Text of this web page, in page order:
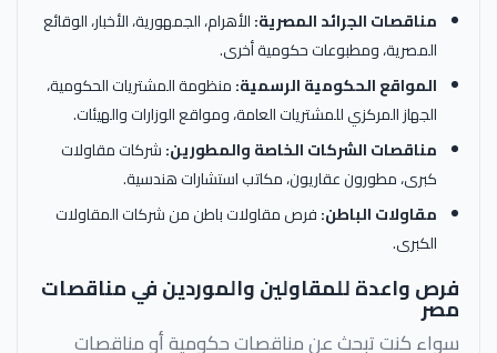
مناقصات الجرائد المصرية:الأهرام، الجمهورية، الأخبار، الوقائع
المصرية، ومطبوعات حكومية أخرى.
المواقع الحكومية الرسمية:منظومة المشتريات الحكومية،
الجهاز المركزي للمشتريات العامة، ومواقع الوزارات والهيئات.
مناقصات الشركات الخاصة والمطورين:شركات مقاولات
كبرى، مطورون عقاريون، مكاتب استشارات هندسية.
مقاولات الباطن:فرص مقاولات باطن من شركات المقاولات
الكبرى.
فرص واعدة للمقاولين والموردين في مناقصات
مصر
سواء كنت تبحث عن مناقصات حكومية أو مناقصات